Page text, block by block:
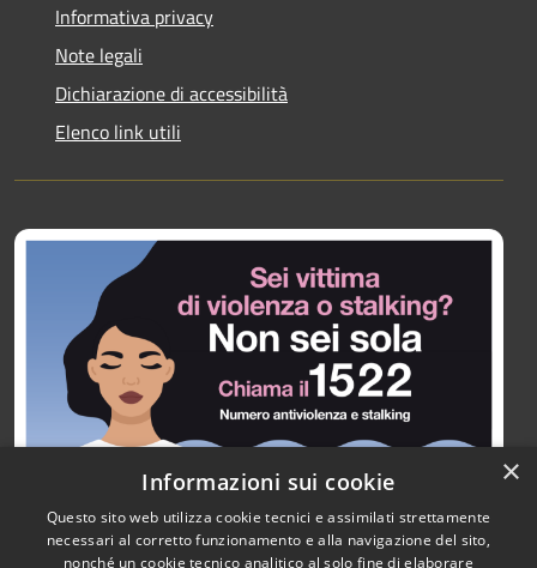
Informativa privacy
Note legali
Dichiarazione di accessibilità
Elenco link utili
×
Informazioni sui cookie
Questo sito web utilizza cookie tecnici e assimilati strettamente
necessari al corretto funzionamento e alla navigazione del sito,
nonché un cookie tecnico analitico al solo fine di elaborare